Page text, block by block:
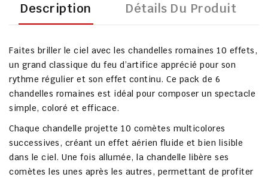
Description Détails Du Produit
Faites briller le ciel avec les chandelles romaines 10 effets,
un grand classique du feu d’artifice apprécié pour son
rythme régulier et son effet continu. Ce pack de 6
chandelles romaines est idéal pour composer un spectacle
simple, coloré et efficace.
Chaque chandelle projette 10 comètes multicolores
successives, créant un effet aérien fluide et bien lisible
dans le ciel. Une fois allumée, la chandelle libère ses
comètes les unes après les autres, permettant de profiter